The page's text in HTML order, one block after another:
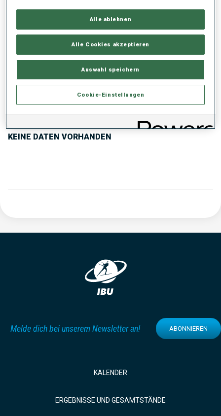
STEHENDSCHIESSEN 53%
PERFORMANCE TREND
KEINE DATEN VORHANDEN
Melde dich bei unserem Newsletter an! ABONNIEREN
KALENDER
ERGEBNISSE UND GESAMTSTÄNDE
Alle ablehnen
Alle Cookies akzeptieren
Auswahl speichern
Cookie-Einstellungen